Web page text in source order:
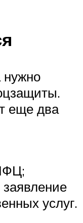
нужно
еще два
заявление
услуг.